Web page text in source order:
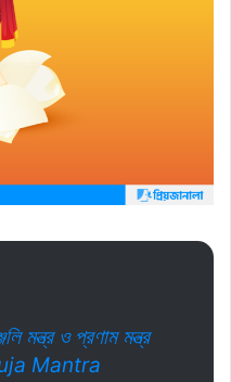
মন্ত্র ও প্রণাম মন্ত্র
Mantra